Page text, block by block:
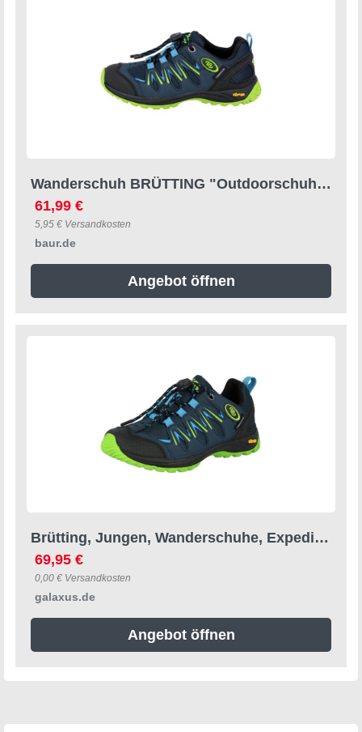
Wanderschuh BRÜTTING "Outdoorschuh Expedition Kids", Kinder, Gr. 30, blau, Synthetik, Schuhe Wanderschuh
61,99 €
5,95 € Versandkosten
baur.de
Angebot öffnen
Brütting, Jungen, Wanderschuhe, Expedition Kids (30), Blau
69,95 €
0,00 € Versandkosten
galaxus.de
Angebot öffnen